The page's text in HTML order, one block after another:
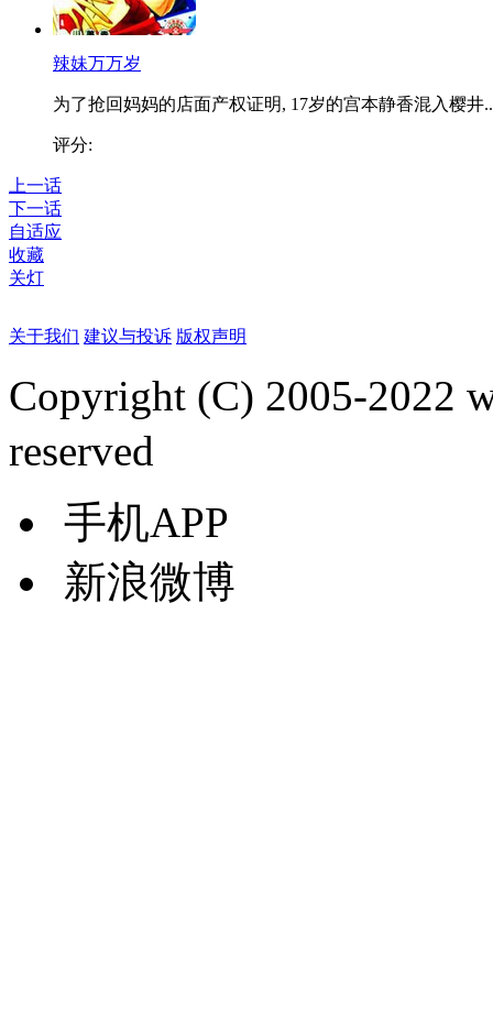
辣妹万万岁
为了抢回妈妈的店面产权证明, 17岁的宫本静香混入樱井
评分:
上一话
下一话
自适应
收藏
关灯
关于我们 建议与投诉 版权声明
Copyright (C) 2005-2022
reserved
手机APP
新浪微博